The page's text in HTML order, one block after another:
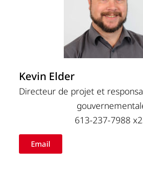
Kevin Elder
Directeur de projet et
613-237-7988
Email